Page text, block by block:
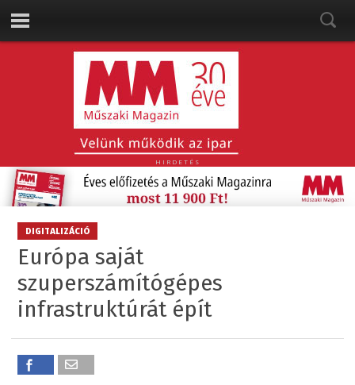
HIRDETÉS
DIGITALIZÁCIÓ
Európa saját
szuperszámítógépes
infrastruktúrát épít